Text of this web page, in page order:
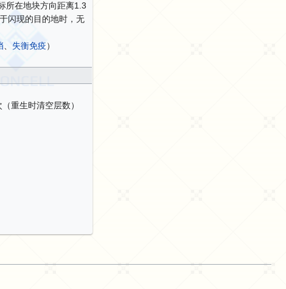
所在地块方向距离1.3
闪现的目的地时，无
、 失衡免疫）
重生时清空层数）